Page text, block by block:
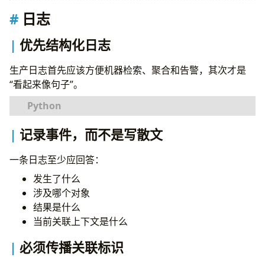
日志
优先结构化日志
生产日志首先应该方便机器检索、聚合和告警，其次才是
“看起来像句子”。
import logging
logger .
"payment_authorized"
extra=
"customer_id"
},
记录事件，而不是写散文
一条日志至少应回答：
发生了什么
涉及哪个对象
结果是什么
当前关联上下文是什么
必须传播关联标识